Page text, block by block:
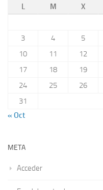
L
M X
3
4 5
10
11 12
17
18 19
24
25 26
31
« Oct
META
Acceder